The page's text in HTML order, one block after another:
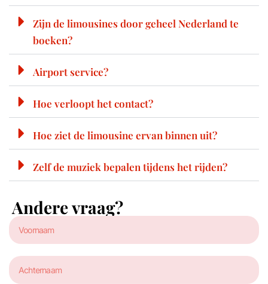
Zijn de limousines door geheel Nederland te
boeken?
Airport service?
Hoe verloopt het contact?
Hoe ziet de limousine ervan binnen uit?
Zelf de muziek bepalen tijdens het rijden?
Andere vraag?